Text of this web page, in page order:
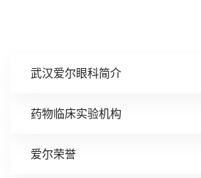
武汉爱尔眼科简介
药物临床实验机构
爱尔荣誉